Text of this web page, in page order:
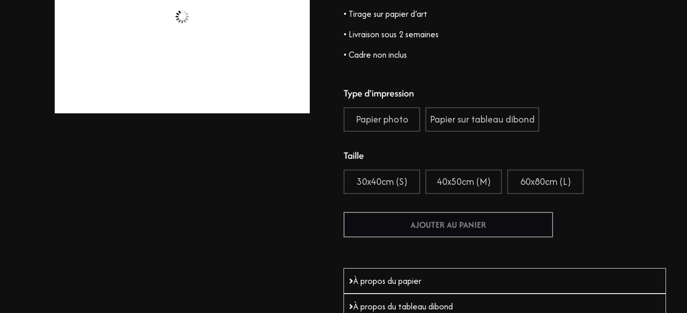
• Tirage sur papier d’art
• Livraison sous 2 semaines
• Cadre non inclus
Type d'impression
Papier photo
Papier sur tableau dibond
Taille
30x40cm (S)
40x50cm (M) 60x80cm (L)
AJOUTER AU PANIER
À propos du papier
À propos du tableau dibond